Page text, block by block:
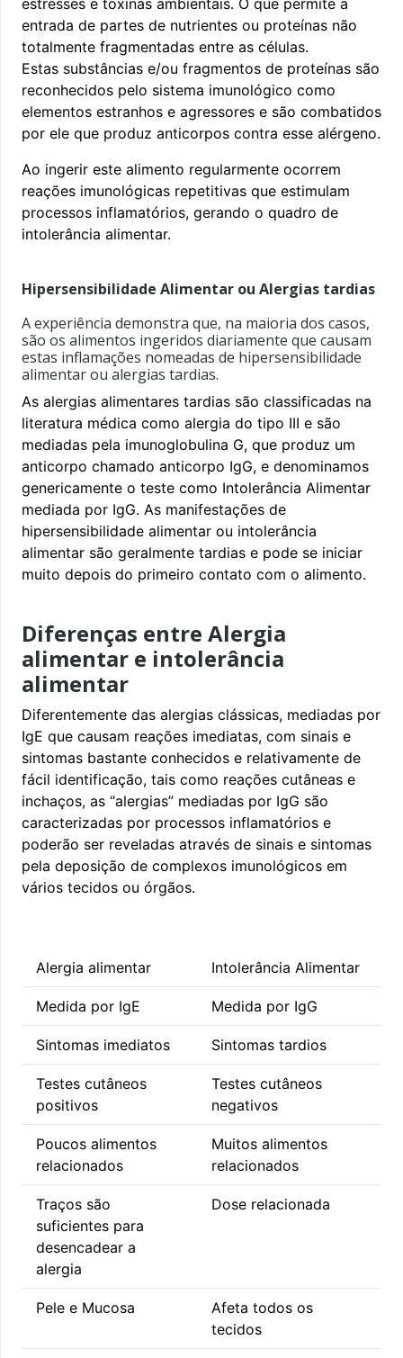
entrada de partes de nutrientes ou proteínas não
totalmente fragmentadas entre as células.
Estas substâncias e/ou fragmentos de proteínas são
reconhecidos pelo sistema imunológico como
elementos estranhos e agressores e são combatidos
por ele que produz anticorpos contra esse alérgeno.
Ao ingerir este alimento regularmente ocorrem
reações imunológicas repetitivas que estimulam
processos inflamatórios, gerando o quadro de
intolerância alimentar.
Hipersensibilidade Alimentar ou Alergias tardias
A experiência demonstra que, na maioria dos casos,
são os alimentos ingeridos diariamente que causam
estas inflamações nomeadas de hipersensibilidade
alimentar ou alergias tardias.
As alergias alimentares tardias são classificadas na
literatura médica como alergia do tipo III e são
mediadas pela imunoglobulina G, que produz um
anticorpo chamado anticorpo IgG, e denominamos
genericamente o teste como Intolerância Alimentar
mediada por IgG. As manifestações de
hipersensibilidade alimentar ou intolerância
alimentar são geralmente tardias e pode se iniciar
muito depois do primeiro contato com o alimento.
Diferenças entre Alergia
alimentar e intolerância
alimentar
Diferentemente das alergias clássicas, mediadas por
IgE que causam reações imediatas, com sinais e
sintomas bastante conhecidos e relativamente de
fácil identificação, tais como reações cutâneas e
inchaços, as “alergias” mediadas por IgG são
caracterizadas por processos inflamatórios e
poderão ser reveladas através de sinais e sintomas
pela deposição de complexos imunológicos em
vários tecidos ou órgãos.
Alergia alimentar Intolerância Alimentar
Medida por IgE Medida por IgG
Sintomas imediatos Sintomas tardios
Testes cutâneos
positivos
Testes cutâneos
negativos
Poucos alimentos
relacionados
Muitos alimentos
relacionados
Traços são
suficientes para
desencadear a
alergia
Dose relacionada
Pele e Mucosa
Afeta todos os
tecidos